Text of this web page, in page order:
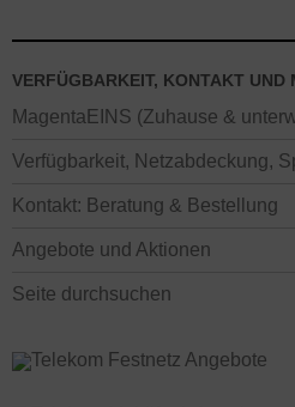
VERFÜGBARKEIT, KONTAKT UND
MagentaEINS (Zuhause &
Verfügbarkeit, Netzabdeckung,
Kontakt: Beratung & Bestellung
Angebote und Aktionen
Seite durchsuchen